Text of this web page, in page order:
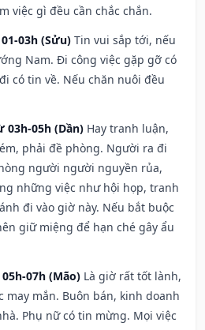
việc gì đều cần chắc chắn.
03h (Sửu) Tin vui sắp tới, nếu
Nam. Đi công việc gặp gỡ có
có tin về. Nếu chăn nuôi đều
03h-05h (Dần) Hay tranh luận,
phải đề phòng. Người ra đi
người người nguyền rủa,
những việc như hội họp, tranh
đi vào giờ này. Nếu bắt buộc
giữ miệng để hạn ché gây ẩu
07h (Mão) Là giờ rất tốt lành,
mắn. Buôn bán, kinh doanh
Phụ nữ có tin mừng. Mọi việc